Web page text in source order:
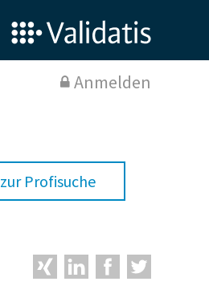
Anmelden
zur Profisuche